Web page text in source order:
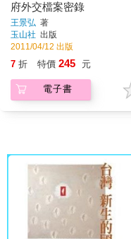
府外交檔案密錄
王景弘 著
玉山社 出版
2011/04/12 出版
7 折 特價 245 元
電子書